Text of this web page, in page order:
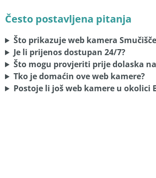
Često postavljena pitanja
Što prikazuje web kamera
Je li prijenos dostupan 24/7?
Što mogu provjeriti prije dolaska
Tko je domaćin ove web kamere?
Postoje li još web kamere u okolici